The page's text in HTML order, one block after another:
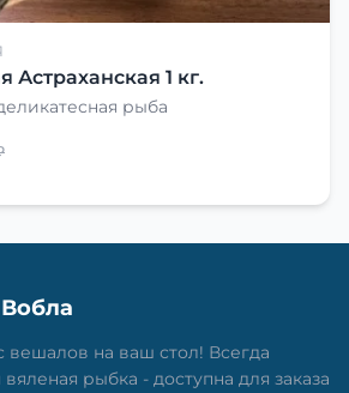
Астраханская 1 кг.
рыба
вешалов на ваш стол! Всегда
рыбка - доступна для заказа